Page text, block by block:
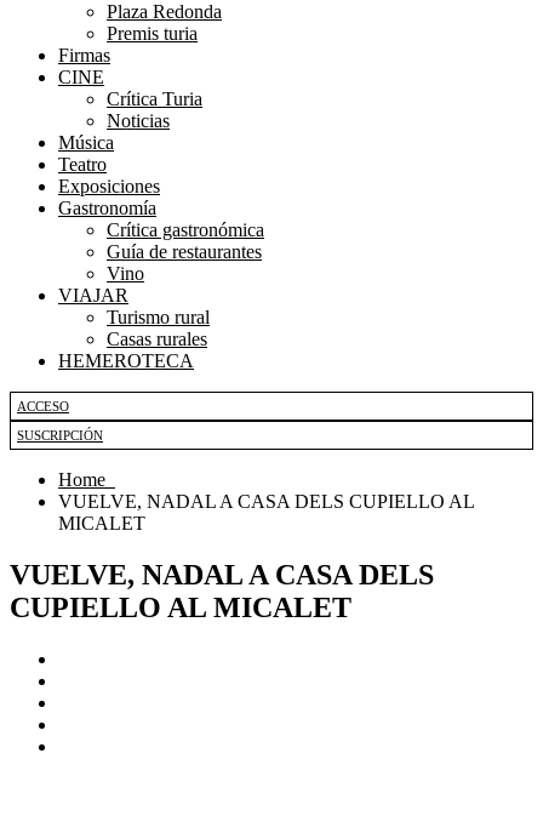
Plaza Redonda
Premis turia
Firmas
CINE
Crítica Turia
Noticias
Música
Teatro
Exposiciones
Gastronomía
Crítica gastronómica
Guía de restaurantes
Vino
VIAJAR
Turismo rural
Casas rurales
HEMEROTECA
ACCESO
SUSCRIPCIÓN
Home
VUELVE, NADAL A CASA DELS CUPIELLO AL
MICALET
VUELVE, NADAL A CASA DELS
CUPIELLO AL MICALET